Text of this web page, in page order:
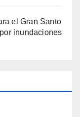
el Gran Santo
inundaciones